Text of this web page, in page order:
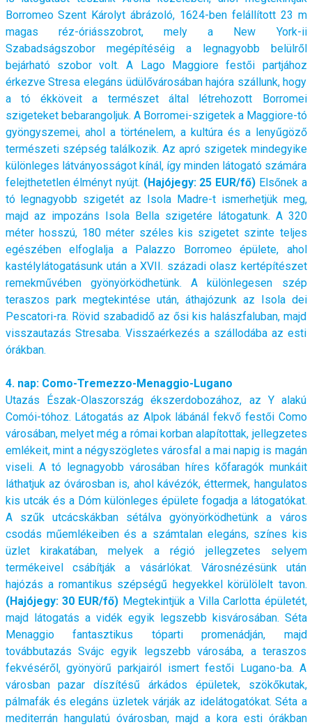
Borromeo Szent Károlyt ábrázoló, 1624-ben felállított 23 m
magas réz-óriásszobrot, mely a New York-ii
Szabadságszobor megépítéséig a legnagyobb belülről
bejárható szobor volt. A Lago Maggiore festői partjához
érkezve Stresa elegáns üdülővárosában hajóra szállunk, hogy
a tó ékköveit a természet által létrehozott Borromei
szigeteket bebarangoljuk. A Borromei-szigetek a Maggiore-tó
gyöngyszemei, ahol a történelem, a kultúra és a lenyűgöző
természeti szépség találkozik. Az apró szigetek mindegyike
különleges látványosságot kínál, így minden látogató számára
felejthetetlen élményt nyújt. (Hajójegy: 25 EUR/fő) Elsőnek a
tó legnagyobb szigetét az Isola Madre-t ismerhetjük meg,
majd az impozáns Isola Bella szigetére látogatunk. A 320
méter hosszú, 180 méter széles kis szigetet szinte teljes
egészében elfoglalja a Palazzo Borromeo épülete, ahol
kastélylátogatásunk után a XVII. századi olasz kertépítészet
remekművében gyönyörködhetünk. A különlegesen szép
teraszos park megtekintése után, áthajózunk az Isola dei
Pescatori-ra. Rövid szabadidő az ősi kis halászfaluban, majd
visszautazás Stresaba. Visszaérkezés a szállodába az esti
órákban.
4. nap: Como-Tremezzo-Menaggio-Lugano
Utazás Észak-Olaszország ékszerdobozához, az Y alakú
Comói-tóhoz. Látogatás az Alpok lábánál fekvő festői Como
városában, melyet még a római korban alapítottak, jellegzetes
emlékeit, mint a négyszögletes városfal a mai napig is magán
viseli. A tó legnagyobb városában híres kőfaragók munkáit
láthatjuk az óvárosban is, ahol kávézók, éttermek, hangulatos
kis utcák és a Dóm különleges épülete fogadja a látogatókat.
A szűk utcácskákban sétálva gyönyörködhetünk a város
csodás műemlékeiben és a számtalan elegáns, színes kis
üzlet kirakatában, melyek a régió jellegzetes selyem
termékeivel csábítják a vásárlókat. Városnézésünk után
hajózás a romantikus szépségű hegyekkel körülölelt tavon.
(Hajójegy: 30 EUR/fő) Megtekintjük a Villa Carlotta épületét,
majd látogatás a vidék egyik legszebb kisvárosában. Séta
Menaggio fantasztikus tóparti promenádján, majd
továbbutazás Svájc egyik legszebb városába, a teraszos
fekvéséről, gyönyörű parkjairól ismert festői Lugano-ba. A
városban pazar díszítésű árkádos épületek, szökőkutak,
pálmafák és elegáns üzletek várják az idelátogatókat. Séta a
mediterrán hangulatú óvárosban, majd a kora esti órákban